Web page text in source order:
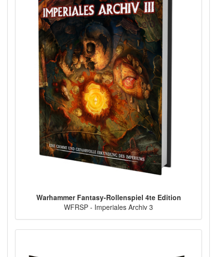
Warhammer Fantasy-Rollenspiel 4te Edition
WFRSP - Imperiales Archiv 3